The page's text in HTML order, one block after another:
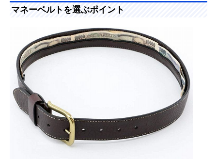
ールドア) セキュ
リティポーチ
えるカバンタイプ
Amazonで見る
pacsafe(パックセ
ーフ) キャッシュ
セーフ 盗難防止
幅70cmの収納ス
ペースを備えたシ
ンプルなベルト
Amazonで見る
ウエストポーチ
幅24.5×高さ
厚さ1.3cm
Amazonで見る
Thomas Bates
Designs ハイカー
マネーベルト
旅行先のアウトド
アでの着用もOK
マネーベルトを選ぶポイント